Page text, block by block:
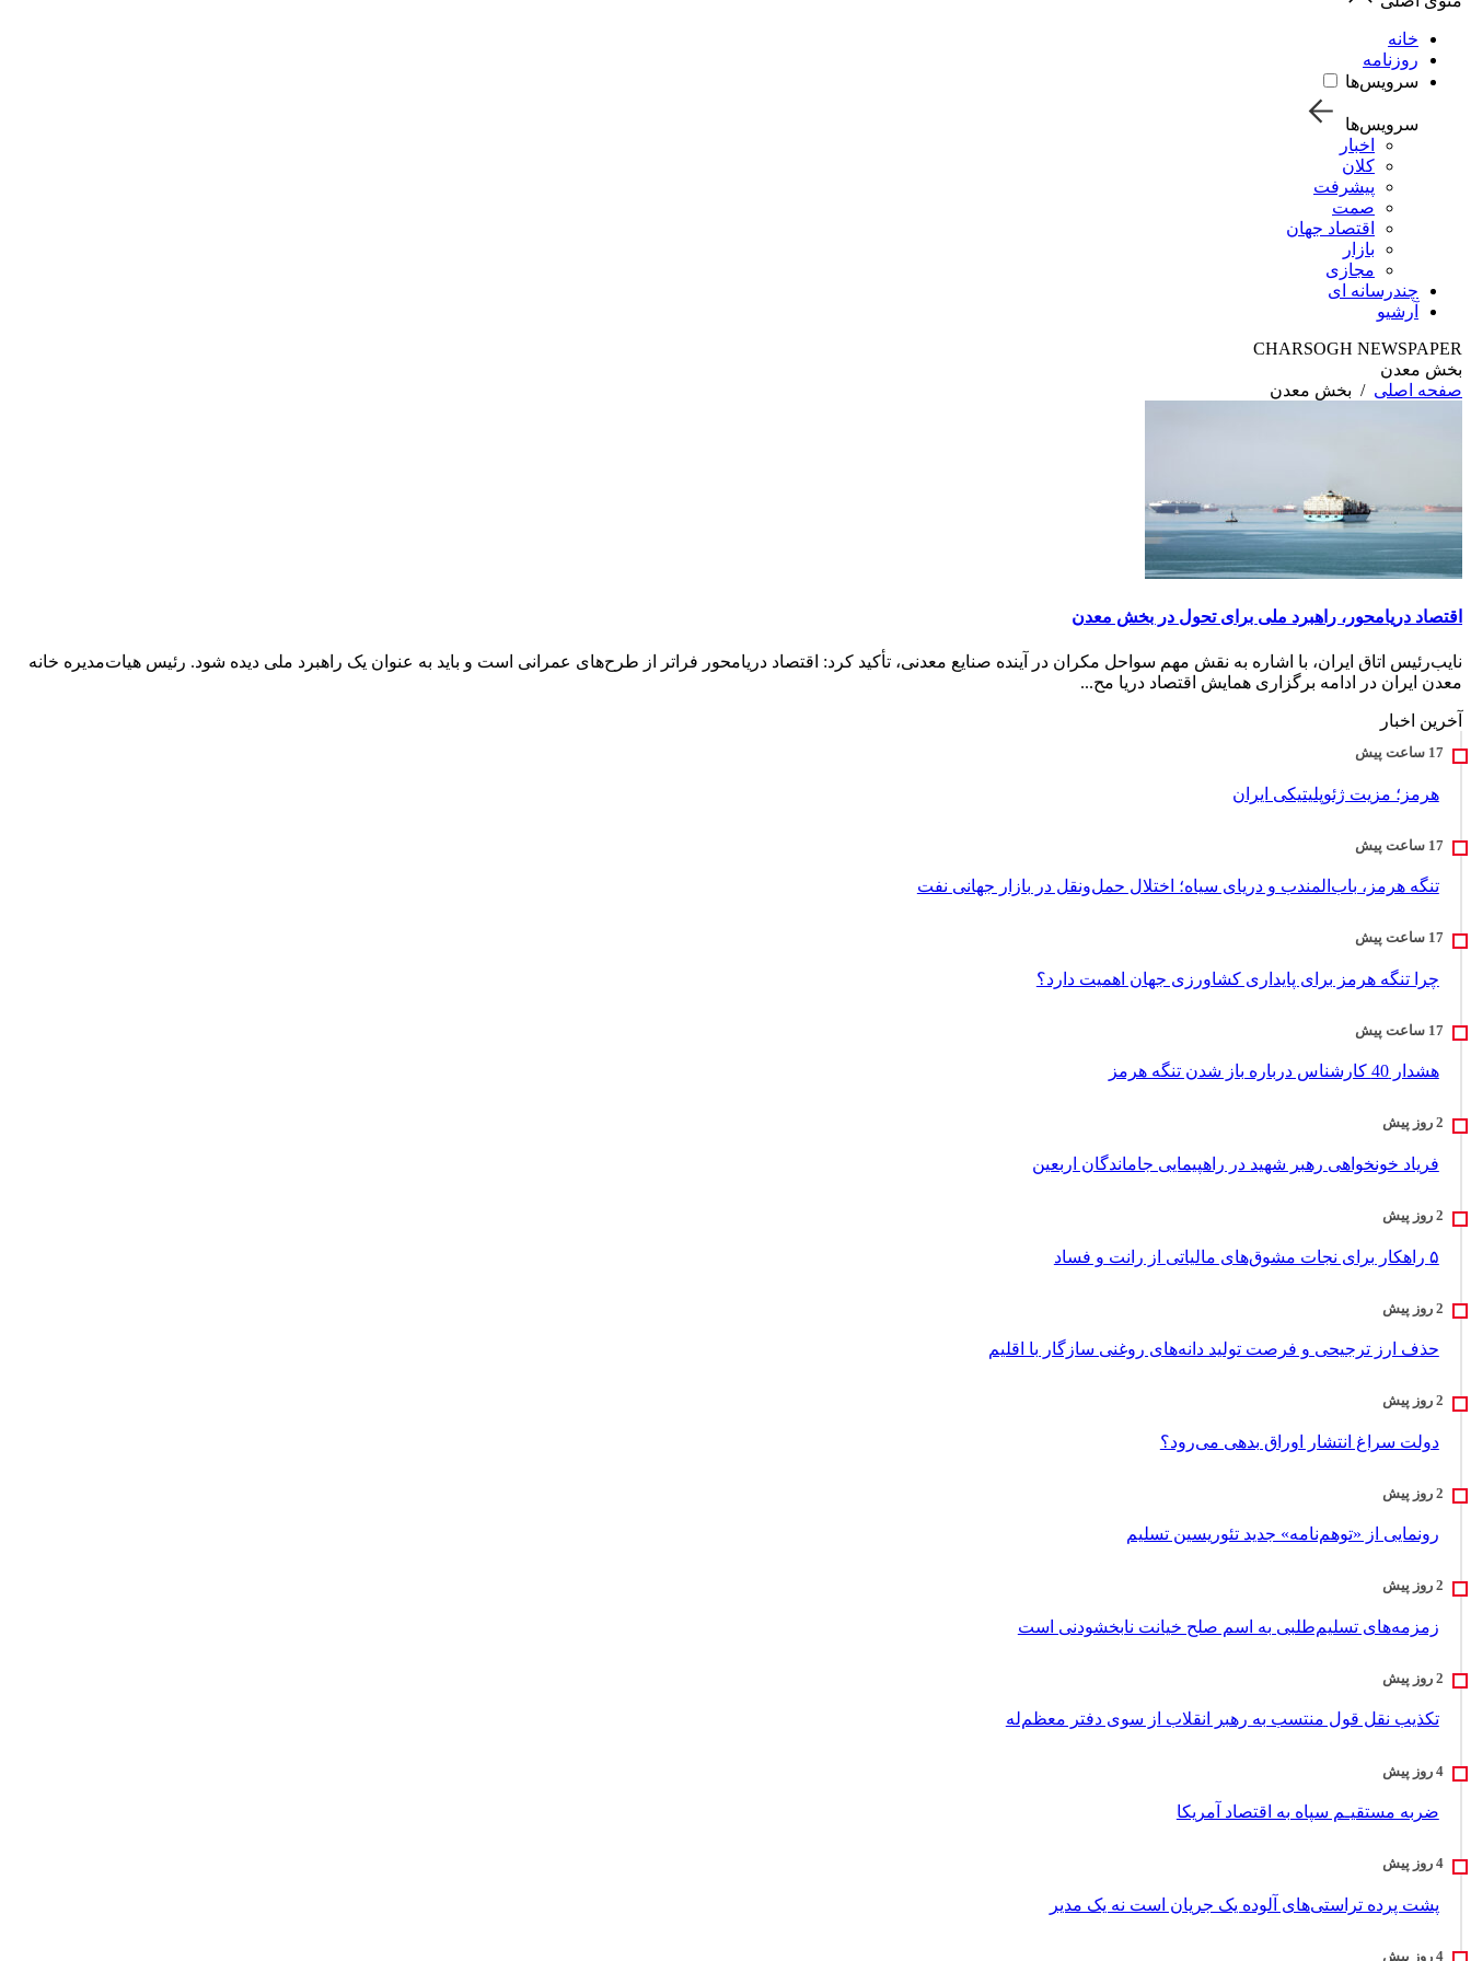
خانه
روزنامه
سرویس‌ها
سرویس‌ها
اخبار
کلان
پیشرفت
صمت
اقتصاد جهان
بازار
مجازی
چندرسانه ای
آرشیو
CHARSOGH NEWSPAPER
بخش معدن
صفحه اصلی / بخش معدن
اقتصاد دریامحور، راهبرد ملی برای تحول در بخش معدن
نایب‌رئیس اتاق ایران، با اشاره به نقش مهم سواحل مکران در آینده صنایع معدنی، تأکید کرد: اقتصاد دریامحور فراتر از طرح‌های عمرانی است و باید به عنوان یک راهبرد ملی دیده شود. رئیس هیات‌مدیره خانه
معدن ایران در ادامه برگزاری همایش اقتصاد دریا مح...
آخرین اخبار
هرمز؛ مزیت ژئوپلیتیکی ایران
تنگه هرمز، باب‌المندب و دریای سیاه؛ اختلال حمل‌ونقل در بازار جهانی نفت
چرا تنگه هرمز برای پایداری کشاورزی جهان اهمیت دارد؟
هشدار 40 کارشناس درباره باز شدن تنگه هرمز
فریاد خونخواهی رهبر شهید در راهپیمایی جاماندگان اربعین
۵ راهکار برای نجات مشوق‌های مالیاتی از رانت و فساد
حذف ارز ترجیحی و فرصت تولید دانه‌های روغنی سازگار با اقلیم
دولت سراغ انتشار اوراق بدهی می‌رود؟
رونمایی از «توهم‌نامه» جدید تئور‌یسین تسلیم
زمزمه‌های تسلیم‌طلبی به اسم صلح خیانت نابخشودنی است
تکذیب نقل قول منتسب به رهبر انقلاب از سوی دفتر معظم‌له
ضربه مستقیـم سپاه به اقتصاد آمر‌یکا
پشت پرده تراستی‌های آلوده یک جریان است نه یک مدیر